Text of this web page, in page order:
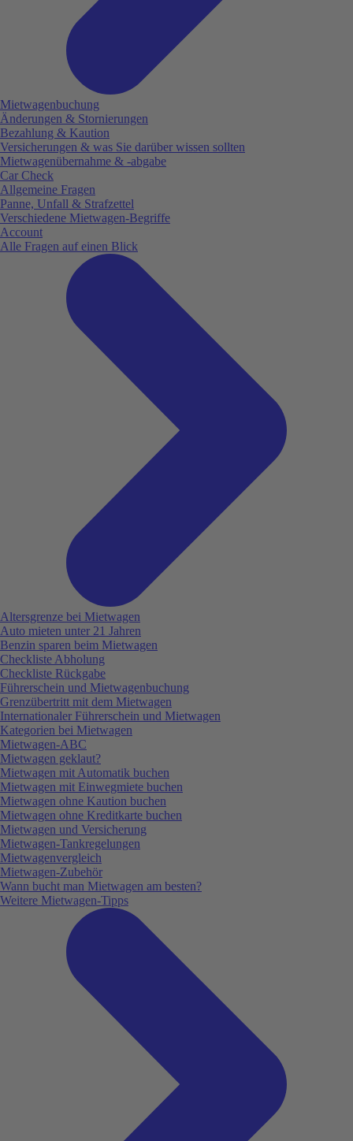
Mietwagenbuchung
Änderungen & Stornierungen
Bezahlung & Kaution
Versicherungen & was Sie darüber wissen sollten
Mietwagenübernahme & -abgabe
Car Check
Allgemeine Fragen
Panne, Unfall & Strafzettel
Verschiedene Mietwagen-Begriffe
Account
Alle Fragen auf einen Blick
Altersgrenze bei Mietwagen
Auto mieten unter 21 Jahren
Benzin sparen beim Mietwagen
Checkliste Abholung
Checkliste Rückgabe
Führerschein und Mietwagenbuchung
Grenzübertritt mit dem Mietwagen
Internationaler Führerschein und Mietwagen
Kategorien bei Mietwagen
Mietwagen-ABC
Mietwagen geklaut?
Mietwagen mit Automatik buchen
Mietwagen mit Einwegmiete buchen
Mietwagen ohne Kaution buchen
Mietwagen ohne Kreditkarte buchen
Mietwagen und Versicherung
Mietwagen-Tankregelungen
Mietwagenvergleich
Mietwagen-Zubehör
Wann bucht man Mietwagen am besten?
Weitere Mietwagen-Tipps